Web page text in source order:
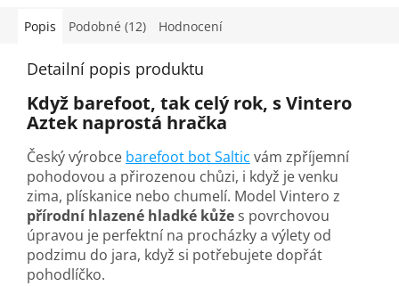
Popis Podobné (12) Hodnocení
Detailní popis produktu
Když barefoot, tak celý rok, s Vintero
Azteknaprostá hračka
Český výrobce barefoot bot Saltic vám zpříjemní
pohodovou a přirozenou chůzi, i když je venku
zima, plískanice nebo chumelí. Model Vintero z
přírodní hlazené hladké kůže s povrchovou
úpravou je perfektní na procházky a výlety od
podzimu do jara, když si potřebujete dopřát
pohodlíčko.